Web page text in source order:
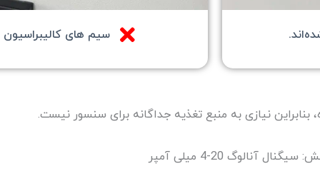
سیم های
نیازی به منبع تغذیه جداگانه برای سنسور نیست.